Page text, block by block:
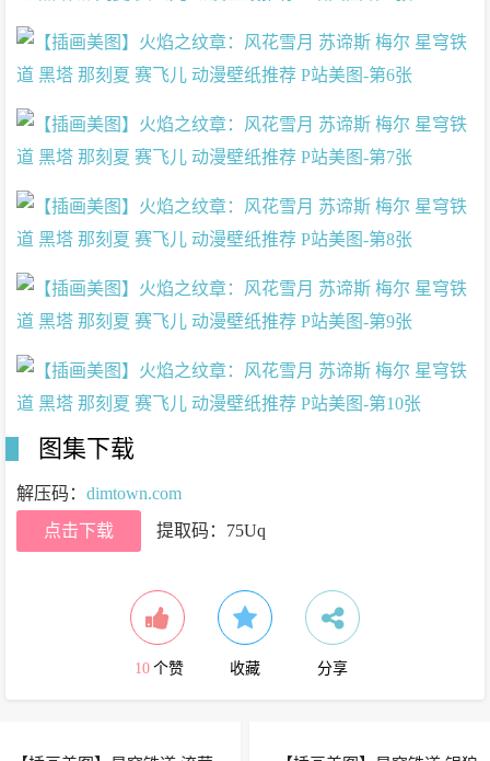
图集下载
解压码： dimtown.com
点击下载
提取码：75Uq
10 个赞 收藏 分享